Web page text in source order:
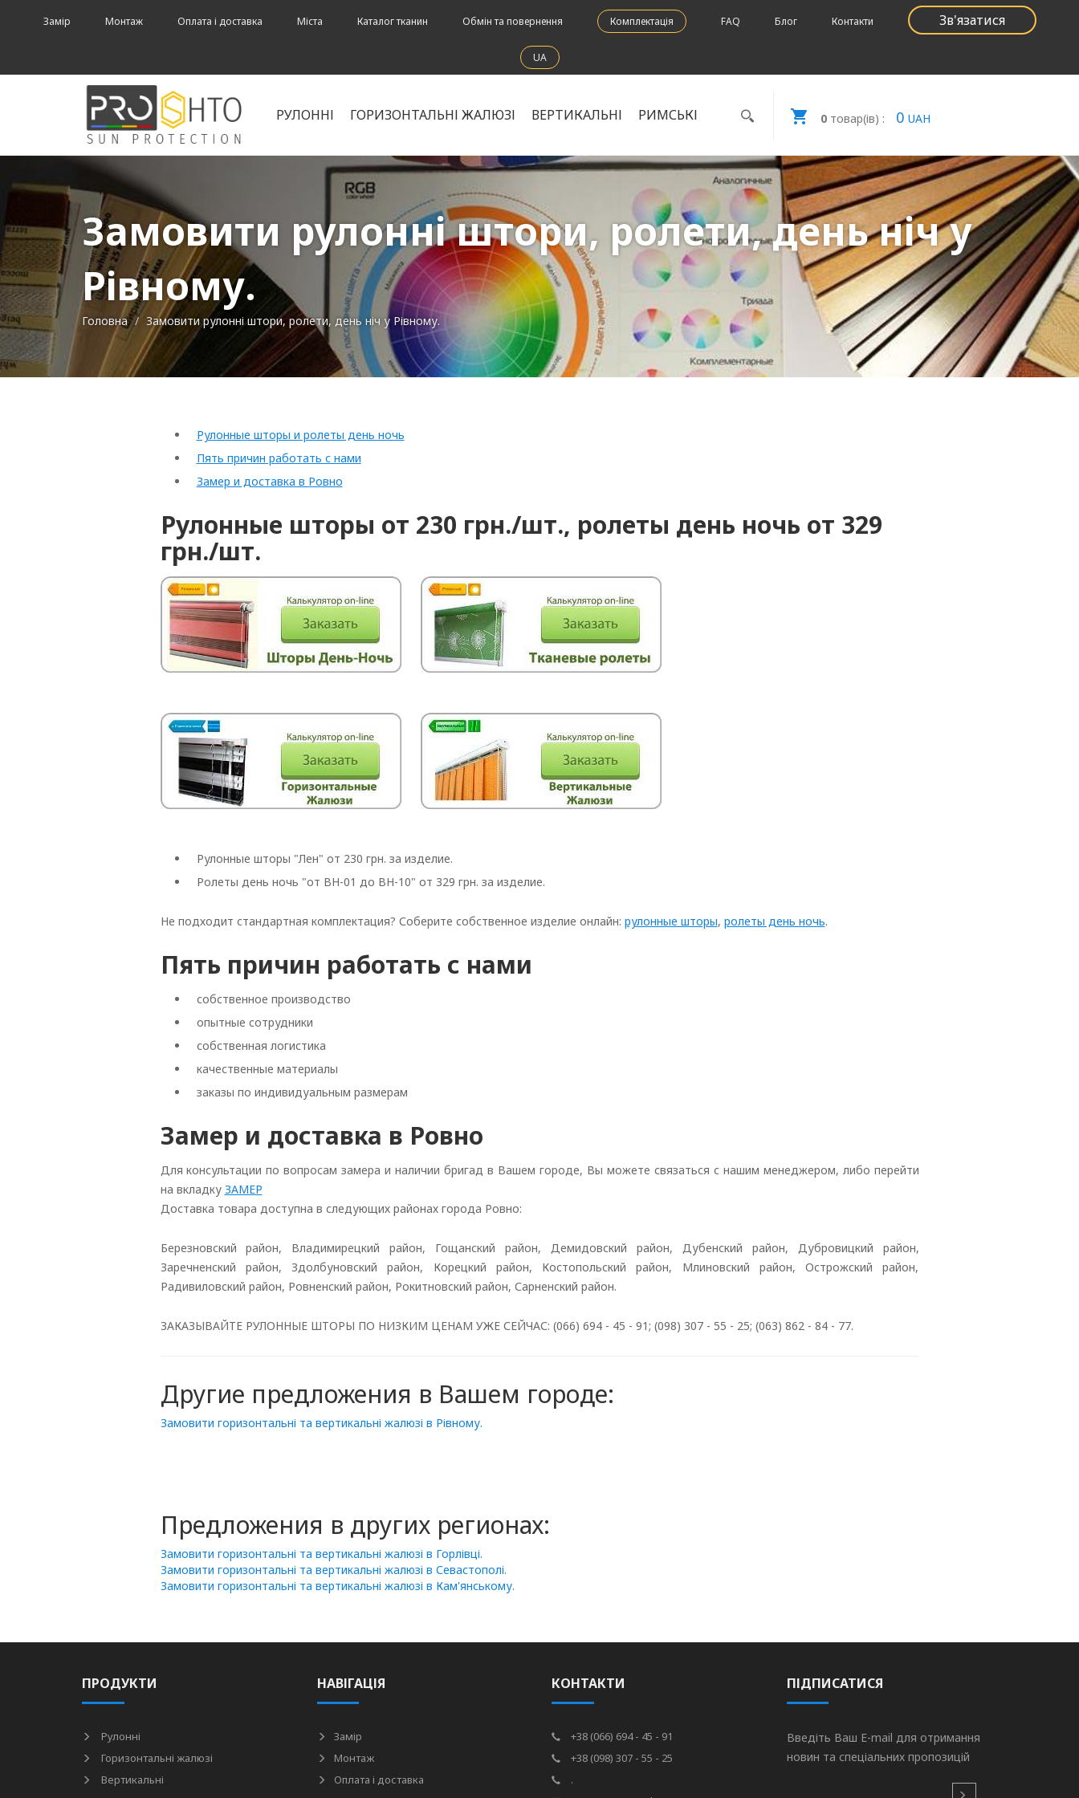
Замір Монтаж Оплата і доставка Міста Каталог тканин Обмін та повернення Комплектація FAQ Блог Контакти Зв'язатися
UA
РУЛОННІ ГОРИЗОНТАЛЬНІ ЖАЛЮЗІ ВЕРТИКАЛЬНІ РИМСЬКІ 0товар(ів) : 0 UAH
Замовити рулонні штори, ролети, день ніч у
Рівному.
Головна Замовити рулонні штори, ролети, день ніч у Рівному.
Рулонные шторы и ролеты день ночь
Пять причин работать с нами
Замер и доставка в Ровно
Рулонные шторы от 230 грн./шт., ролеты день ночь от 329
грн./шт.
Рулонные шторы "Лен" от 230 грн. за изделие.
Ролеты день ночь "от BH-01 до BH-10" от 329 грн. за изделие.
Не подходит стандартная комплектация? Соберите собственное изделие онлайн: рулонные шторы, ролеты день ночь.
Пять причин работать с нами
собственное производство
опытные сотрудники
собственная логистика
качественные материалы
заказы по индивидуальным размерам
Замер и доставка в Ровно
Для консультации по вопросам замера и наличии бригад в Вашем городе, Вы можете связаться с нашим менеджером, либо перейти
на вкладку ЗАМЕР
Доставка товара доступна в следующих районах города Ровно:
Березновский район, Владимирецкий район, Гощанский район, Демидовский район, Дубенский район, Дубровицкий район,
Заречненский район, Здолбуновский район, Корецкий район, Костопольский район, Млиновский район, Острожский район,
Радивиловский район, Ровненский район, Рокитновский район, Сарненский район.
ЗАКАЗЫВАЙТЕ РУЛОННЫЕ ШТОРЫ ПО НИЗКИМ ЦЕНАМ УЖЕ СЕЙЧАС: (066) 694 - 45 - 91; (098) 307 - 55 - 25; (063) 862 - 84 - 77.
Другие предложения в Вашем городе:
Замовити горизонтальні та вертикальні жалюзі в Рівному.
Предложения в других регионах:
Замовити горизонтальні та вертикальні жалюзі в Горлівці.
Замовити горизонтальні та вертикальні жалюзі в Севастополі.
Замовити горизонтальні та вертикальні жалюзі в Кам'янському.
ПРОДУКТИ
Рулонні
Горизонтальні жалюзі
Вертикальні
НАВІГАЦІЯ
Замір
Монтаж
Оплата і доставка
КОНТАКТИ
+38 (066) 694 - 45 - 91
+38 (098) 307 - 55 - 25
.
ПІДПИСАТИСЯ
Введіть Ваш E-mail для отримання
новин та спеціальних пропозицій